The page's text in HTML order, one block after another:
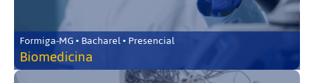
Formiga-MG • Bacharel • Presencial
Biomedicina